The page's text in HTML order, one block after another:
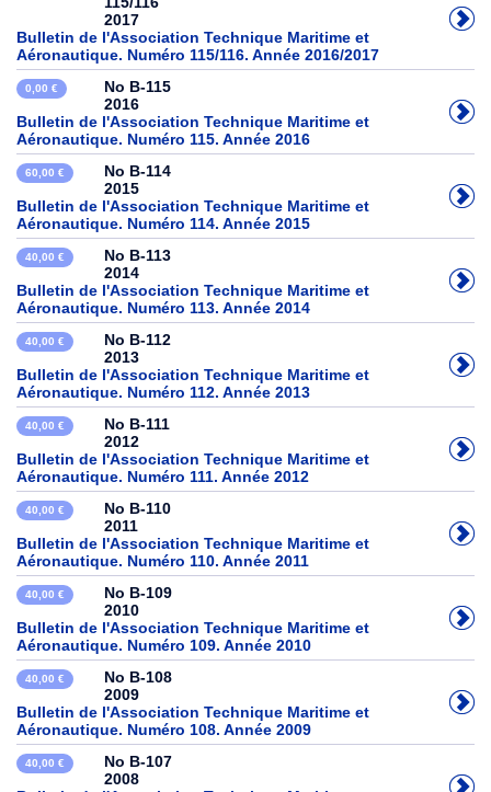
2017
Bulletin de l'Association Technique Maritime et
Aéronautique. Numéro 115/116. Année 2016/2017
0,00 €
No B-115
2016
Bulletin de l'Association Technique Maritime et
Aéronautique. Numéro 115. Année 2016
60,00 €
No B-114
2015
Bulletin de l'Association Technique Maritime et
Aéronautique. Numéro 114. Année 2015
40,00 €
No B-113
2014
Bulletin de l'Association Technique Maritime et
Aéronautique. Numéro 113. Année 2014
40,00 €
No B-112
2013
Bulletin de l'Association Technique Maritime et
Aéronautique. Numéro 112. Année 2013
40,00 €
No B-111
2012
Bulletin de l'Association Technique Maritime et
Aéronautique. Numéro 111. Année 2012
40,00 €
No B-110
2011
Bulletin de l'Association Technique Maritime et
Aéronautique. Numéro 110. Année 2011
40,00 €
No B-109
2010
Bulletin de l'Association Technique Maritime et
Aéronautique. Numéro 109. Année 2010
40,00 €
No B-108
2009
Bulletin de l'Association Technique Maritime et
Aéronautique. Numéro 108. Année 2009
40,00 €
No B-107
2008